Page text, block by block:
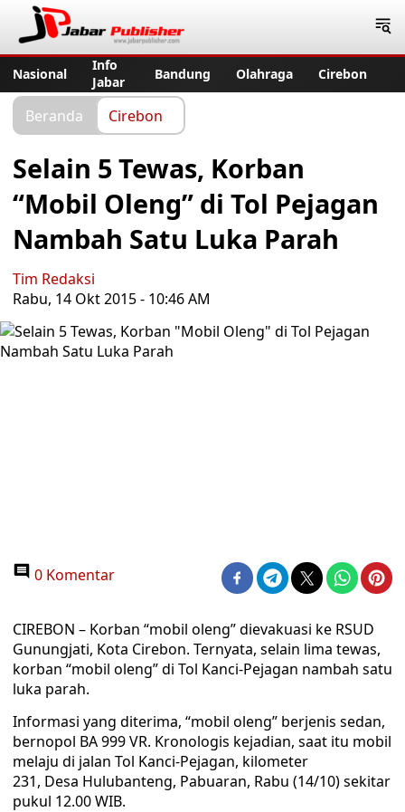
Nasional
Info
Jabar
Bandung Olahraga Cirebon
Beranda Cirebon
Selain 5 Tewas, Korban
“Mobil Oleng” di Tol Pejagan
Nambah Satu Luka Parah
Tim Redaksi
Rabu, 14 Okt 2015 - 10:46 AM
0 Komentar
CIREBON – Korban “mobil oleng” dievakuasi ke RSUD
Gunungjati, Kota Cirebon. Ternyata, selain lima tewas,
korban “mobil oleng” di Tol Kanci-Pejagan nambah satu
luka parah.
Informasi yang diterima, “mobil oleng” berjenis sedan,
bernopol BA 999 VR. Kronologis kejadian, saat itu mobil
melaju di jalan Tol Kanci-Pejagan, kilometer
231, Desa Hulubanteng, Pabuaran, Rabu (14/10) sekitar
pukul 12.00 WIB.